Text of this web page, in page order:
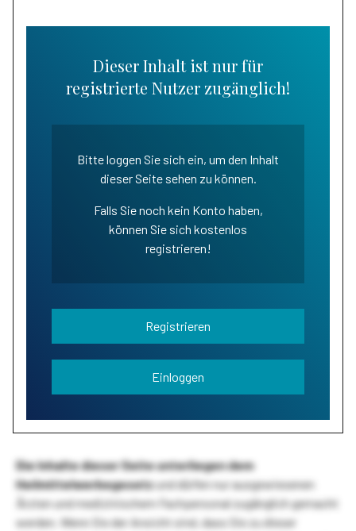
Dieser Inhalt ist nur für
registrierte Nutzer zugänglich!
Bitte loggen Sie sich ein, um den Inhalt
dieser Seite sehen zu können.
Falls Sie noch kein Konto haben,
können Sie sich kostenlos
registrieren!
Registrieren
Einloggen
Die Inhalte dieser Seite unterliegen dem
Heilmittelwerbegesetzund dürfen nur ausgewiesenen
Ärzten und medizinischem Fachpersonal zugänglich gemacht
werden. Wenn Sie der Ansicht sind, dass Sie zu dieser